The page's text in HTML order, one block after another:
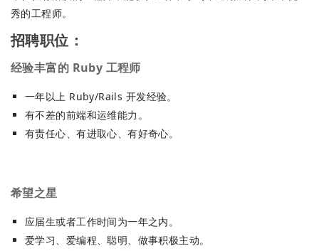
秀的工程师。
招聘职位：
经验丰富的 Ruby 工程师
一年以上 Ruby/Rails 开发经验。
有不差的前端和运维能力。
有责任心、有进取心、有好奇心。
希望之星
应届生或者工作时间为一年之内。
爱学习、爱编程、聪明、做事积极主动。